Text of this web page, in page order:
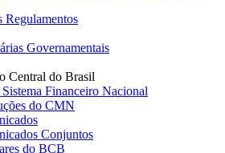
Regulamentos
Governamentais
Central do Brasil
Financeiro Nacional
do CMN
Conjuntos
do BCB